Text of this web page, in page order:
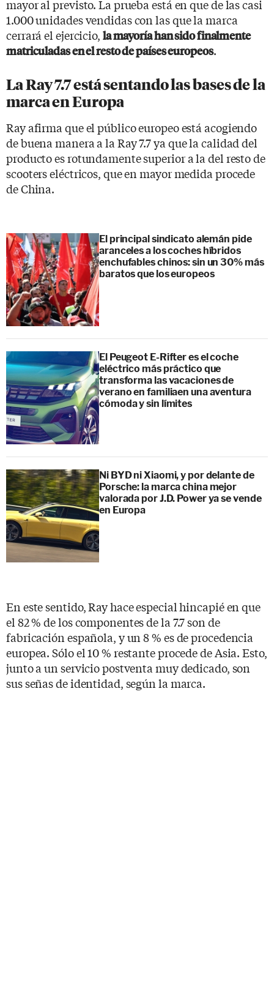
mayor al previsto. La prueba está en que de las casi
1.000 unidades vendidas con las que la marca
cerrará el ejercicio, la mayoría han sido finalmente
matriculadas en el resto de países europeos.
La Ray 7.7 está sentando las bases de la
marca en Europa
Ray afirma que el público europeo está acogiendo
de buena manera a la Ray 7.7 ya que la calidad del
producto es rotundamente superior a la del resto de
scooters eléctricos, que en mayor medida procede
de China.
El principal sindicato alemán pide
aranceles a los coches híbridos
enchufables chinos: sin un 30% más
baratos que los europeos
El Peugeot E-Rifter es el coche
eléctrico más práctico que
transforma las vacaciones de
verano en familiaen una aventura
cómoda y sin límites
Ni BYD ni Xiaomi, y por delante de
Porsche: la marca china mejor
valorada por J.D. Power ya se vende
en Europa
En este sentido, Ray hace especial hincapié en que
el 82 % de los componentes de la 7.7 son de
fabricación española, y un 8 % es de procedencia
europea. Sólo el 10 % restante procede de Asia. Esto,
junto a un servicio postventa muy dedicado, son
sus señas de identidad, según la marca.